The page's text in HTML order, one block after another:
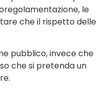
le
che il rispetto delle
pubblico, invece che
che si pretenda un